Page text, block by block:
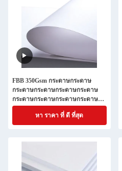
กระดาษกระดาษกระดาษกระดาษ
กระดาษกระดาษกระดาษกระดาษ
FBB 350Gsm กระดาษกระดาษ
กระดาษกระดาษกระดาษกระดาษ
กระดาษกระดาษกระดาษกระดาษ
กระดาษกระดาษกระดาษกระดาษ
กระดาษกระดาษกระดาษกระดาษ
กระดาษ
หา ราคา ที่ ดี ที่สุด